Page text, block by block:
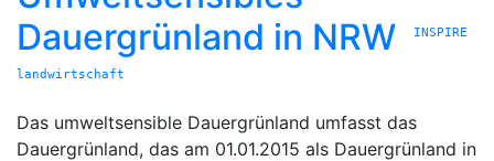
Dauergrünland in NRW
INSPIRE
landwirtschaft
Das umweltsensible Dauergrünland umfasst das
Dauergrünland, das am 01.01.2015 als Dauergrünland in